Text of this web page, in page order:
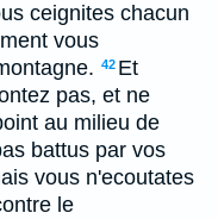
ceignites chacun
vous
42 Et
pas, et ne
au milieu de
battus par vos
vous n'ecoutates
le